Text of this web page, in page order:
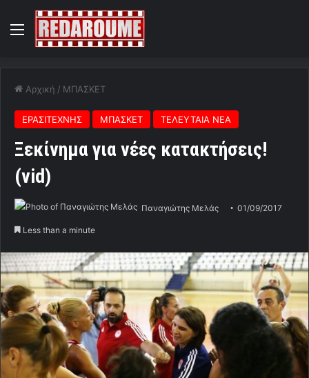
Menu
Αρχική / ΜΠΑΣΚΕΤ
ΕΡΑΣΙΤΕΧΝΗΣ ΜΠΑΣΚΕΤ ΤΕΛΕΥΤΑΙΑ ΝΕΑ
Ξεκίνημα για νέες κατακτήσεις!
(vid)
Παναγιώτης Μελάς 01/09/2017
Less than a minute